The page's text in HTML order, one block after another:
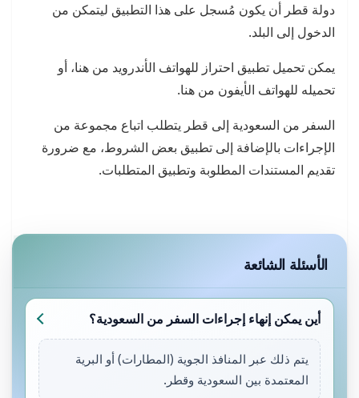
دولة قطر أن يكون مُسجل على هذا التطبيق ليتمكن من
الدخول إلى البلد.
يمكن تحميل تطبيق احتراز للهواتف الأندرويد من هنا، أو
تحميله للهواتف الأيفون من هنا.
السفر من السعودية إلى قطر يتطلب اتباع مجموعة من
الإجراءات بالإضافة إلى تطبيق بعض الشروط، مع ضرورة
تقديم المستندات المطلوبة وتطبيق المتطلبات.
الأسئلة الشائعة
أين يمكن إنهاء إجراءات السفر من السعودية؟
يتم ذلك عبر المنافذ الجوية (المطارات) أو البرية
المعتمدة بين السعودية وقطر.